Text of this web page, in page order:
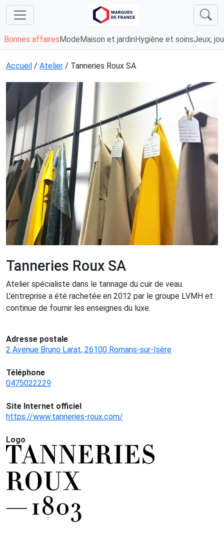
Bonnes affaires Mode Maison et jardin Hygiène et soinsJeux,
Accueil / Atelier / Tanneries Roux SA
Tanneries Roux SA
Atelier spécialiste dans le tannage du cuir de veau.
L'entreprise a été rachetée en 2012 par le groupe LVMH et
continue de fournir les enseignes du luxe.
Adresse postale
2 Avenue Bruno Larat, 26100 Romans-sur-Isère
Téléphone
0475022229
Site Internet officiel
https://www.tanneries-roux.com/
Logo